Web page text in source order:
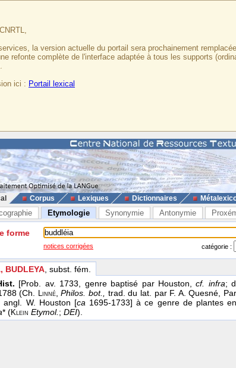
la version actuelle du portail sera prochainement
refonte complète de l'interface adaptée à tous les supports
ici : Portail lexical
Corpus Lexiques Dictionnaires
Etymologie Synonymie Antonymie
forme
notices corrigées catégorie :
BUDLEYA , subst. fém.
[Prob. av. 1733, genre baptisé par Houston,cf. infra;
(Ch. Linné,Philos. bot., trad. du lat. par F. A. Quesné,
angl. W. Houston [ca1695-1733] à ce genre de plantes
* (Klein Etymol.; DEI).